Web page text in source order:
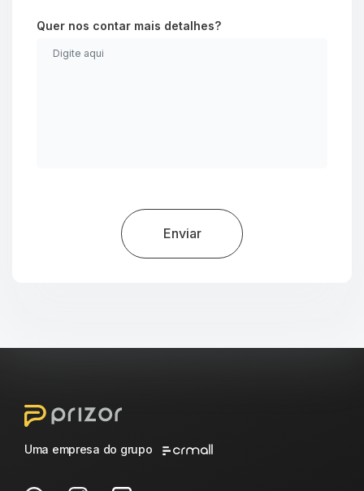
Quer nos contar mais detalhes?
Enviar
Uma empresa do grupo